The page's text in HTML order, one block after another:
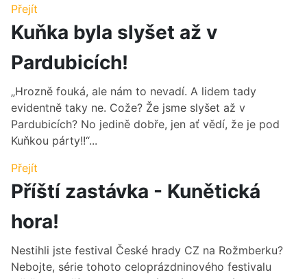
Přejít
Kuňka byla slyšet až v
Pardubicích!
„Hrozně fouká, ale nám to nevadí. A lidem tady
evidentně taky ne. Cože? Že jsme slyšet až v
Pardubicích? No jedině dobře, jen ať vědí, že je pod
Kuňkou párty!!“...
Přejít
Příští zastávka - Kunětická
hora!
Nestihli jste festival České hrady CZ na Rožmberku?
Nebojte, série tohoto celoprázdninového festivalu